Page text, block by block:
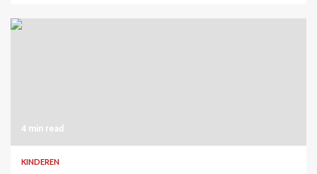
4 min read
KINDEREN